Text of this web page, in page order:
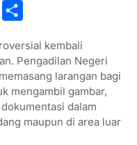
a
r
e
kembali
Pengadilan Negeri
larangan bagi
mengambil gambar,
dalam
maupun di area luar